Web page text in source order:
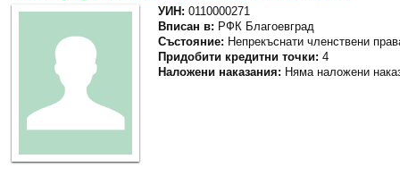
УИН: 0110000271
Вписан в: РФК Благоевград
Състояние: Непрекъснати членствени
Придобити кредитни точки: 4
Наложени наказания: Няма наложени